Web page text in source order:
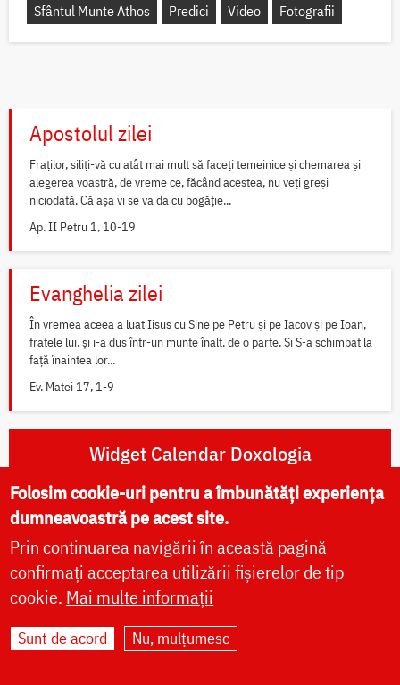
Sfântul Munte Athos
Predici Video Fotografii
Apostolul zilei
Fraților, siliți-vă cu atât mai mult să faceți temeinice și chemarea și
alegerea voastră, de vreme ce, făcând acestea, nu veți greși
niciodată. Că așa vi se va da cu bogăție...
Ap. II Petru 1, 10-19
Evanghelia zilei
În vremea aceea a luat Iisus cu Sine pe Petru și pe Iacov și pe Ioan,
fratele lui, și i-a dus într-un munte înalt, de o parte. Și S-a schimbat la
față înaintea lor...
Ev. Matei 17, 1-9
Widget Calendar Doxologia
Widget Rugăciuni Doxologia
Rugăciuni zilnice
Folosim cookie-uri pentru a îmbunătăți experiența
dumneavoastră pe acest site.
Prin continuarea navigării în această pagină
confirmați acceptarea utilizării fișierelor de tip
cookie. Mai multe informații
Sunt de acord Nu, mulțumesc